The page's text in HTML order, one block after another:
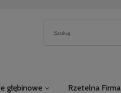
głębinowe Rzetelna Firma